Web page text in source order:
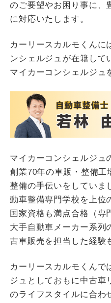
のご要望やお困り事に、
に対応いたします。
カーリースカルモくんに
ンシェルジュが在籍して
マイカーコンシェルジュ
マイカーコンシェルジュ
創業70年の車販・整備工
整備の手伝いをしていま
動車整備専門学校を上位
国家資格も満点合格（専
大手自動車メーカー系列
古車販売を担当した経験
カーリースカルモくんで
ジュとしておもに中古車
のライフスタイルに合わ